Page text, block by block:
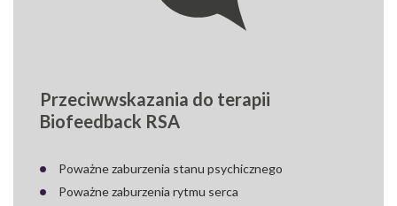
Przeciwwskazania do terapii
Biofeedback RSA
Poważne zaburzenia stanu psychicznego
Poważne zaburzenia rytmu serca